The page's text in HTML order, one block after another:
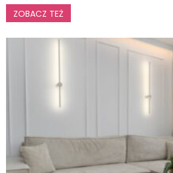
ZOBACZ TEŻ